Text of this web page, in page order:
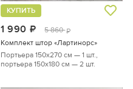
1 990 руб.
5 860 руб.
КУПИТЬ
Комплект штор «Лартинорс»
Портьера 150х270 см — 1 шт.,
портьера 150х180 см — 2 шт.